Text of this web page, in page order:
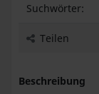
Suchwörter:
Teilen
Beschreibung